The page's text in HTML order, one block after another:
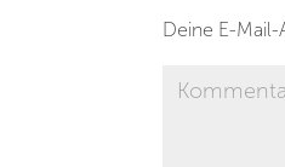
Deine E-